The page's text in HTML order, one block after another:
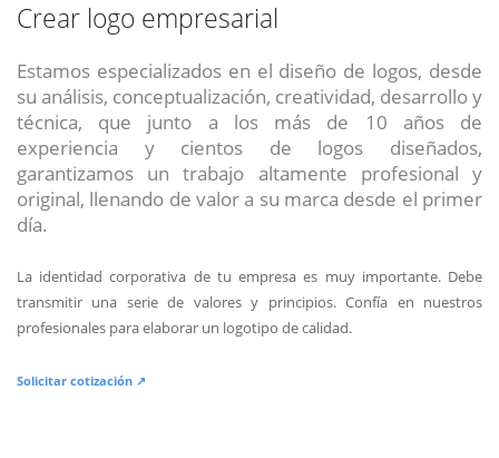
Crear logo empresarial
Estamos especializados en el diseño de logos, desde
su análisis, conceptualización, creatividad, desarrollo y
técnica, que junto a los más de 10 años de
experiencia y cientos de logos diseñados,
garantizamos un trabajo altamente profesional y
original, llenando de valor a su marca desde el primer
día.
La identidad corporativa de tu empresa es muy importante. Debe
transmitir una serie de valores y principios. Confía en nuestros
profesionales para elaborar un logotipo de calidad.
Solicitar cotización ↗